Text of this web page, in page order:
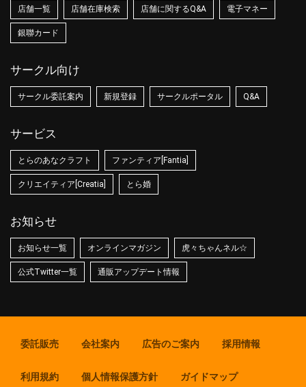
店舗一覧 店舗在庫検索 店舗に関するQ&A 電子マネー
銀聯カード
サークル向け
サークル委託案内 新規登録 サークルポータル Q&A
サービス
とらのあなクラフト ファンティア[Fantia]
クリエイティア[Creatia] とら婚
お知らせ
お知らせ一覧 オンラインマガジン 虎々ちゃんネル☆
公式Twitter一覧 通販アップデート情報
委託販売 会社案内 広告のご案内 採用情報
利用規約 個人情報保護方針 ガイドマップ